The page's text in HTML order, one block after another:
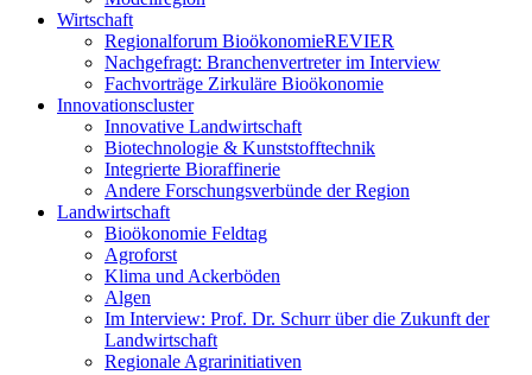
Wirtschaft
Regionalforum BioökonomieREVIER
Nachgefragt: Branchenvertreter im Interview
Fachvorträge Zirkuläre Bioökonomie
Innovationscluster
Innovative Landwirtschaft
Biotechnologie & Kunststofftechnik
Integrierte Bioraffinerie
Andere Forschungsverbünde der Region
Landwirtschaft
Bioökonomie Feldtag
Agroforst
Klima und Ackerböden
Algen
Im Interview: Prof. Dr. Schurr über die Zukunft der
Landwirtschaft
Regionale Agrarinitiativen